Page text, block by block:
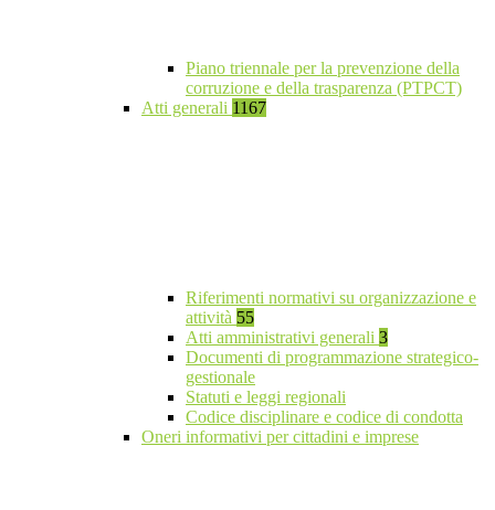
Piano triennale per la prevenzione della
corruzione e della trasparenza (PTPCT)
Atti generali 1167
Riferimenti normativi su organizzazione e
attività 55
Atti amministrativi generali 3
Documenti di programmazione strategico-
gestionale
Statuti e leggi regionali
Codice disciplinare e codice di condotta
Oneri informativi per cittadini e imprese